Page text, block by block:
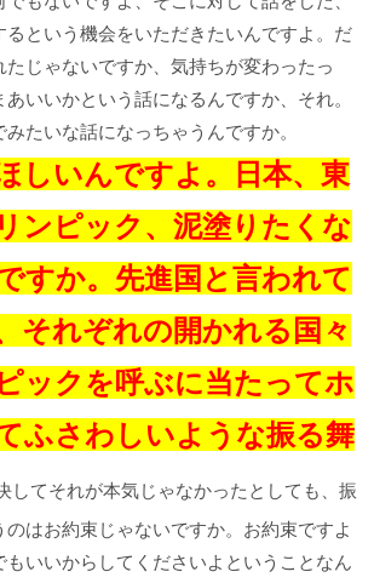
るという機会をいただきたいんですよ。だ
たじゃないですか、気持ちが変わったっ
いいかという話になるんですか、それ。
たいな話になっちゃうんですか。
しいんですよ。日本、東
ンピック、泥塗りたくな
すか。先進国と言われて
それぞれの開かれる国々
ックを呼ぶに当たってホ
ふさわしいような振る舞
してそれが本気じゃなかったとしても、振
のはお約束じゃないですか。お約束ですよ
もいいからしてくださいよということなん